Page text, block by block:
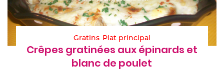
Gratins Plat principal
Crêpes gratinées aux épinards et
blanc de poulet